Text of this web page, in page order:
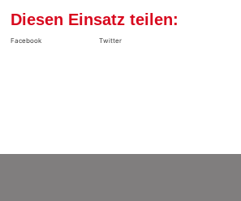
Diesen Einsatz teilen:
Facebook Twitter